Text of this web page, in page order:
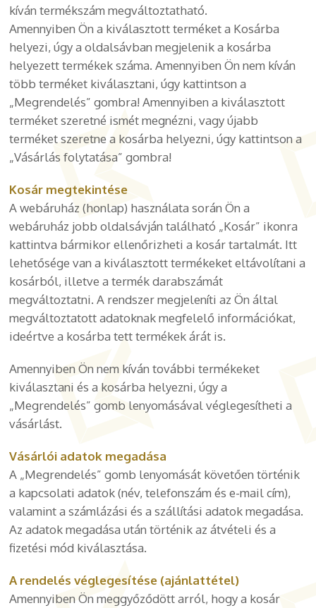
kíván termékszám megváltoztatható.
Amennyiben Ön a kiválasztott terméket a Kosárba
helyezi, úgy a oldalsávban megjelenik a kosárba
helyezett termékek száma. Amennyiben Ön nem kíván
több terméket kiválasztani, úgy kattintson a
„Megrendelés” gombra! Amennyiben a kiválasztott
terméket szeretné ismét megnézni, vagy újabb
terméket szeretne a kosárba helyezni, úgy kattintson a
„Vásárlás folytatása” gombra!
Kosár megtekintése
A webáruház (honlap) használata során Ön a
webáruház jobb oldalsávján található „Kosár” ikonra
kattintva bármikor ellenőrizheti a kosár tartalmát. Itt
lehetősége van a kiválasztott termékeket eltávolítani a
kosárból, illetve a termék darabszámát
megváltoztatni. A rendszer megjeleníti az Ön által
megváltoztatott adatoknak megfelelő információkat,
ideértve a kosárba tett termékek árát is.
Amennyiben Ön nem kíván további termékeket
kiválasztani és a kosárba helyezni, úgy a
„Megrendelés” gomb lenyomásával véglegesítheti a
vásárlást.
Vásárlói adatok megadása
A „Megrendelés” gomb lenyomását követően történik
a kapcsolati adatok (név, telefonszám és e-mail cím),
valamint a számlázási és a szállítási adatok megadása.
Az adatok megadása után történik az átvételi és a
fizetési mód kiválasztása.
A rendelés véglegesítése (ajánlattétel)
Amennyiben Ön meggyőződött arról, hogy a kosár